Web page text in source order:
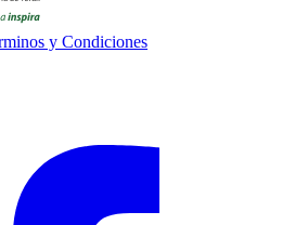
y Condiciones